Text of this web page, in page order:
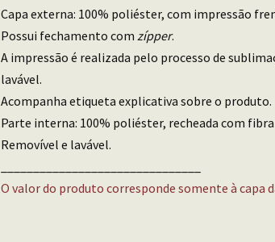
Capa externa: 100% poliéster, com impressão
Possui fechamento com zípper.
A impressão é realizada pelo processo de
lavável.
Acompanha etiqueta explicativa sobre o produto.
Parte interna: 100% poliéster, recheada com
Removível e lavável.
O valor do produto corresponde somente à capa